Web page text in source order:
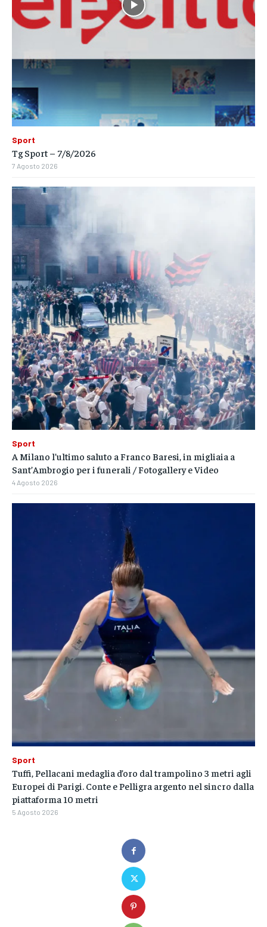
Sport
Tg Sport – 7/8/2026
7 Agosto 2026
Sport
A Milano l’ultimo saluto a Franco Baresi, in migliaia a
Sant’Ambrogio per i funerali / Fotogallery e Video
4 Agosto 2026
Sport
Tuffi, Pellacani medaglia d’oro dal trampolino 3 metri agli
Europei di Parigi. Conte e Pelligra argento nel sincro dalla
piattaforma 10 metri
5 Agosto 2026